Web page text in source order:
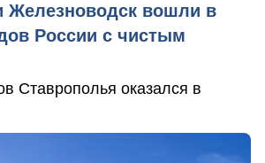
Железноводск вошли в
России с чистым
Ставрополья оказался в